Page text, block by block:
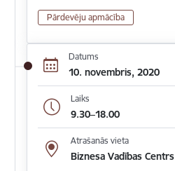
Pārdevēju apmācība
Datums
10. novembris, 2020
Laiks
9.30–18.00
Atrašanās vieta
Biznesa Vadības Centrs